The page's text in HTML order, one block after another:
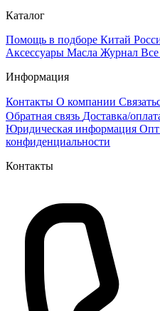
Каталог
Помощь в подборе Китай
Аксессуары Масла Журнал Все
Информация
Контакты О компании
Обратная связь Доставка/
Юридическая информация Опт
конфиденциальности
Контакты